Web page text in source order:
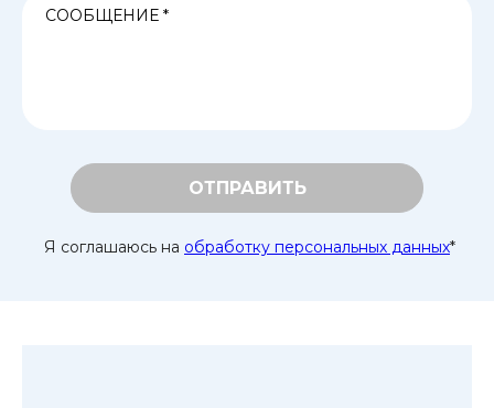
ОТПРАВИТЬ
Я соглашаюсь на обработку персональных данных*